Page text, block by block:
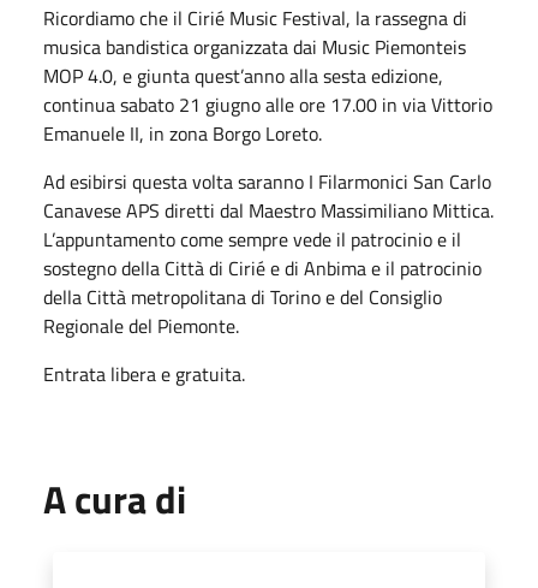
Ricordiamo che il Cirié Music Festival, la rassegna di
musica bandistica organizzata dai Music Piemonteis
MOP 4.0, e giunta quest’anno alla sesta edizione,
continua sabato 21 giugno alle ore 17.00 in via Vittorio
Emanuele II, in zona Borgo Loreto.
Ad esibirsi questa volta saranno I Filarmonici San Carlo
Canavese APS diretti dal Maestro Massimiliano Mittica.
L’appuntamento come sempre vede il patrocinio e il
sostegno della Città di Cirié e di Anbima e il patrocinio
della Città metropolitana di Torino e del Consiglio
Regionale del Piemonte.
Entrata libera e gratuita.
A cura di